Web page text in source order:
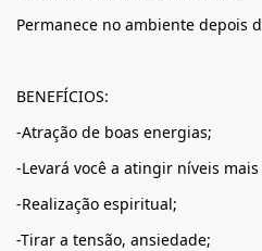
Permanece no ambiente depois
BENEFÍCIOS:
-Atração de boas energias;
-Levará você a atingir níveis
-Realização espiritual;
-Tirar a tensão, ansiedade;